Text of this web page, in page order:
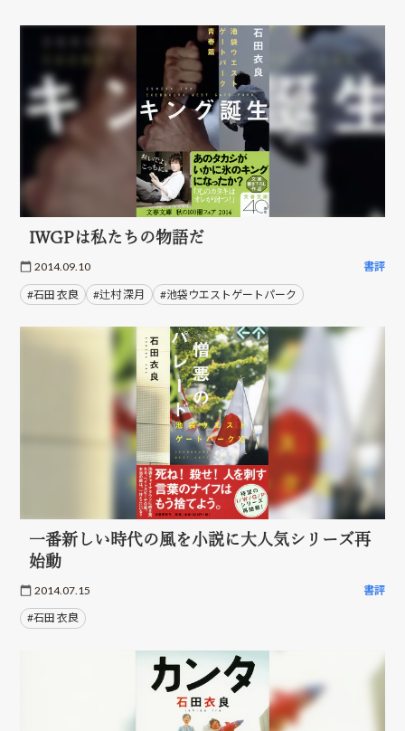
IWGPは私たちの物語だ
2014.09.10 書評
#石田 衣良 #辻村 深月 #池袋ウエストゲートパーク
一番新しい時代の風を小説に大人気シリーズ再
始動
2014.07.15 書評
#石田 衣良